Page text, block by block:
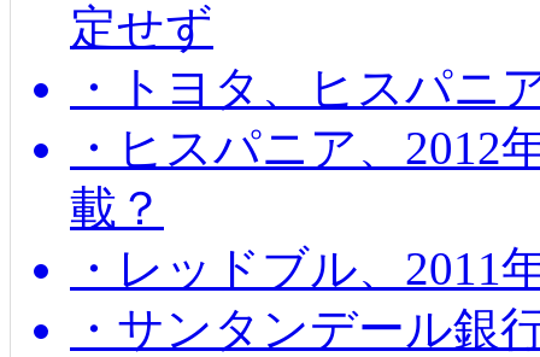
定せず
・トヨタ、ヒスパニ
・ヒスパニア、2012
載？
・レッドブル、2011
・サンタンデール銀